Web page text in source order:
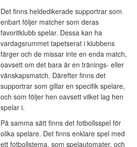
Det finns heldedikerade supportrar som
enbart följer matcher som deras
favoritklubb spelar. Dessa kan ha
vardagsrummet tapetserat i klubbens
färger och de missar inte en enda match,
oavsett om det bara är en tränings- eller
vänskapsmatch. Därefter finns det
supportrar som gillar en specifik spelare,
och som följer hen oavsett vilket lag hen
spelar i.
På samma sätt finns det fotbollsspel för
olika spelare. Det finns enklare spel med
ett fotbollstema, som spelautomater, och